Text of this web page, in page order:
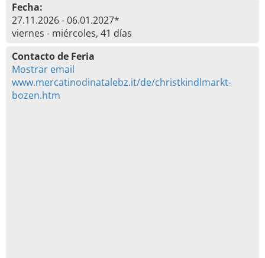
Fecha:
27.11.2026 - 06.01.2027*
viernes - miércoles, 41 días
Contacto de Feria
Mostrar email
www.mercatinodinatalebz.it/de/christkindlmarkt-
bozen.htm